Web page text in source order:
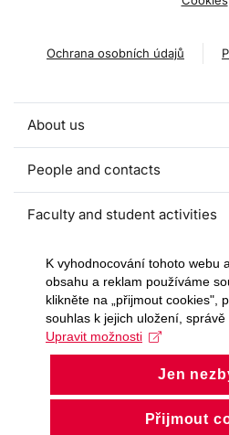
Ochrana osobních údajů
About us
People and contacts
Faculty and student activities
Projects and strategic
Documents
European sustainable
Currently
K vyhodnocování tohoto webu
obsahu a reklam používáme
klikněte na „přijmout cookies",
souhlas k jejich uložení, správě
Upravit možnosti
Jen
Přijmout